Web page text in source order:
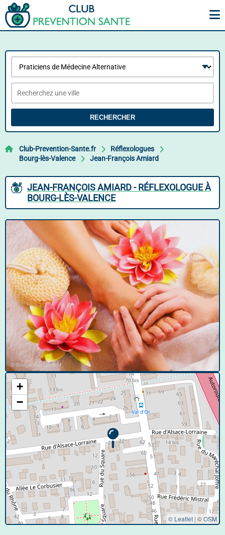
RECHERCHER
Club-Prevention-Sante.fr
Réflexologues
Bourg-lès-Valence
Jean-François Amiard
JEAN-FRANÇOIS AMIARD - RÉFLEXOLOGUE À
BOURG-LÈS-VALENCE
© Google User Content
+
−
© Leaflet | ©OSM